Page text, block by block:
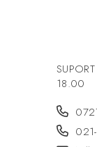
18.00